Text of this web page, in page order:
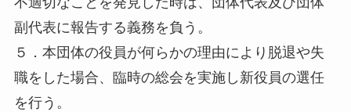
副代表に報告する義務を負う。
５．本団体の役員が何らかの理由により脱退や失
職をした場合、臨時の総会を実施し新役員の選任
を行う。